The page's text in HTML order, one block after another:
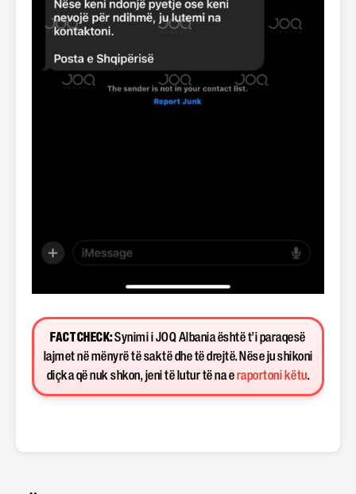
FACT CHECK:Synimi i JOQ Albania është t’i paraqesë
lajmet në mënyrë të saktë dhe të drejtë. Nëse ju shikoni
diçka që nuk shkon, jeni të lutur të na e raportoni këtu.